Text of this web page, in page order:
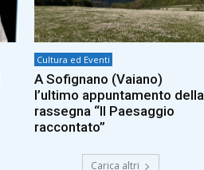
Cultura ed Eventi
A Sofignano (Vaiano)
l’ultimo appuntamento della
rassegna “Il Paesaggio
raccontato”
Carica altri